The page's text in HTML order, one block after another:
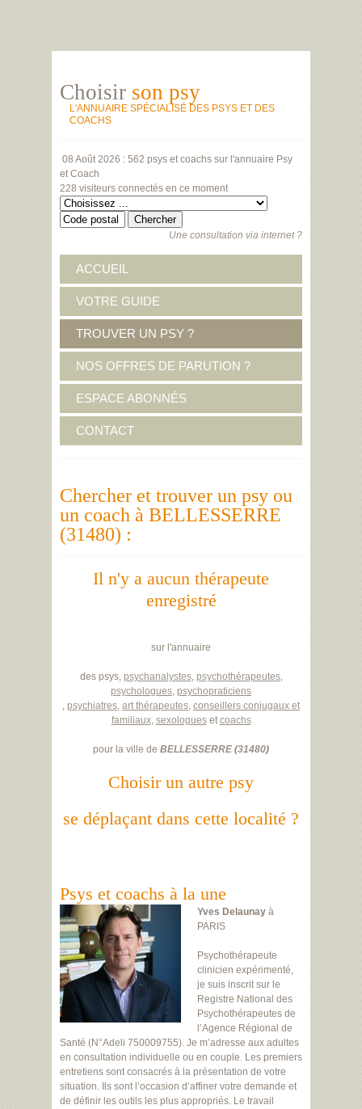
Choisir son psy
L'ANNUAIRE SPÉCIALISÉ DES PSYS ET DES
COACHS
08 Août 2026 : 562 psys et coachs sur l'annuaire Psy
et Coach
228 visiteurs connectés en ce moment
Une consultation via internet ?
ACCUEIL
VOTRE GUIDE
TROUVER UN PSY ?
NOS OFFRES DE PARUTION ?
ESPACE ABONNÉS
CONTACT
Chercher et trouver un psy ou
un coach à BELLESSERRE
(31480) :
Il n'y a aucun thérapeute
enregistré
sur l'annuaire
des psys, psychanalystes, psychothérapeutes,
psychologues, psychopraticiens
, psychiatres, art thérapeutes, conseillers conjugaux et
familiaux, sexologuesetcoachs
pour la ville de BELLESSERRE(31480)
Choisir un autre psy
se déplaçant dans cette localité ?
Psys et coachs à la une
Yves Delaunay à
PARIS
Psychothérapeute
clinicien expérimenté,
je suis inscrit sur le
Registre National des
Psychothérapeutes de
l’Agence Régional de
Santé (N°Adeli 750009755). Je m’adresse aux adultes
en consultation individuelle ou en couple. Les premiers
entretiens sont consacrés à la présentation de votre
situation. Ils sont l’occasion d’affiner votre demande et
de définir les outils les plus appropriés. Le travail